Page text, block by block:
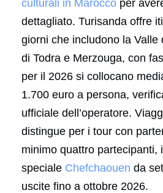
culturali in Marocco per
dettagliato. Turisanda offre
giorni che includono la Valle
di Todra e Merzouga, con
per il 2026 si collocano
1.700 euro a persona,
ufficiale dell’operatore.
distingue per i tour con
minimo quattro partecipanti,
speciale Chefchaouen da
uscite fino a ottobre 2026.